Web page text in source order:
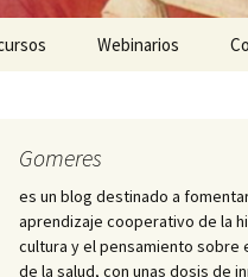
para el trabajo
y
científicas
Webinarios
Diálogo hispano-
brasileño sobre
de la Enfermería
Gomeres
es un blog destinado a
aprendizaje cooperativo de la
cultura y el pensamiento sobre
de la salud, con unas dosis de